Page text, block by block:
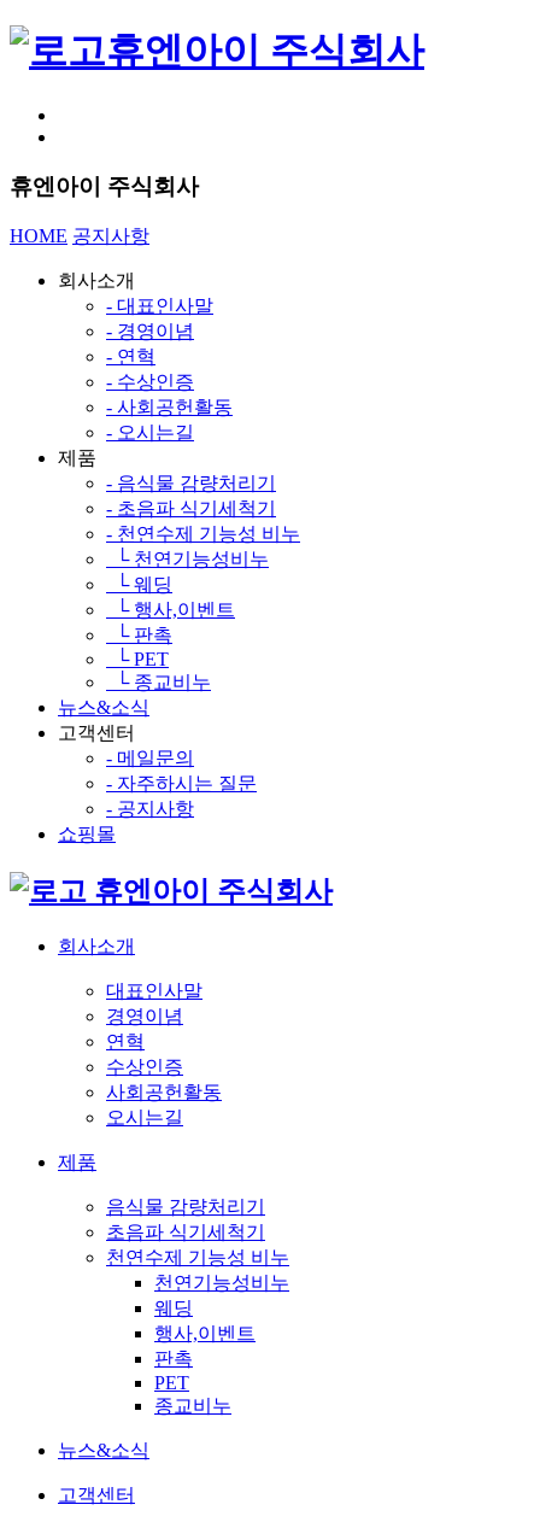
휴엔아이 주식회사
휴엔아이 주식회사
HOME 공지사항
회사소개
- 대표인사말
- 경영이념
- 연혁
- 수상인증
- 사회공헌활동
- 오시는길
제품
- 음식물 감량처리기
- 초음파 식기세척기
- 천연수제 기능성 비누
└ 천연기능성비누
└ 웨딩
└ 행사,이벤트
└ 판촉
└ PET
└ 종교비누
뉴스&소식
고객센터
- 메일문의
- 자주하시는 질문
- 공지사항
쇼핑몰
휴엔아이 주식회사
회사소개
대표인사말
경영이념
연혁
수상인증
사회공헌활동
오시는길
제품
음식물 감량처리기
초음파 식기세척기
천연수제 기능성 비누
천연기능성비누
웨딩
행사,이벤트
판촉
PET
종교비누
뉴스&소식
고객센터